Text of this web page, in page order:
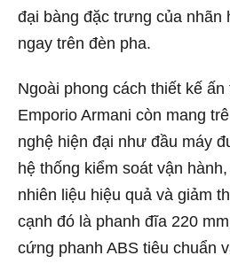
đại bàng đặc trưng của nhãn
ngay trên đèn pha.
Ngoài phong cách thiết kế
Emporio Armani còn mang
nghệ hiện đại như đầu máy
hệ thống kiểm soát vận
nhiên liệu hiệu quả và giảm
cạnh đó là phanh đĩa 220
cứng phanh ABS tiêu chuẩn